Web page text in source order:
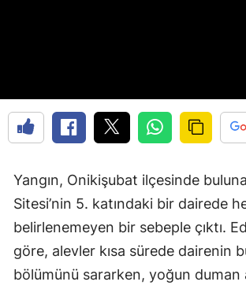
Yangın, Onikişubat ilçesinde
Sitesi’nin 5. katındaki bir dairede
belirlenemeyen bir sebeple çıktı.
göre, alevler kısa sürede dairenin
bölümünü sararken, yoğun duman